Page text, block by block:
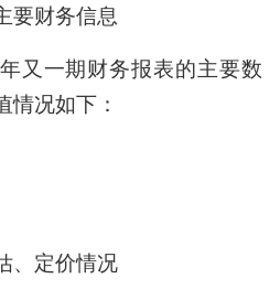
要财务信息
又一期财务报表的主要数
情况如下：
、定价情况